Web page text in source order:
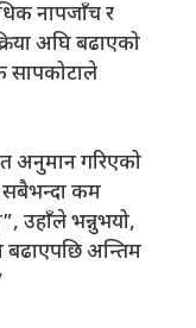
नापजाँच र
अघि बढाएको
सापकोटाले
अनुमान गरिएको
सबैभन्दा कम
उहाँले भन्नुभयो,
बढाएपछि अन्तिम